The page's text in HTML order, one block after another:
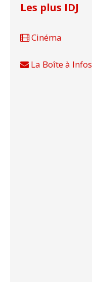
Les plus IDJ
Cinéma
La Boîte à Infos